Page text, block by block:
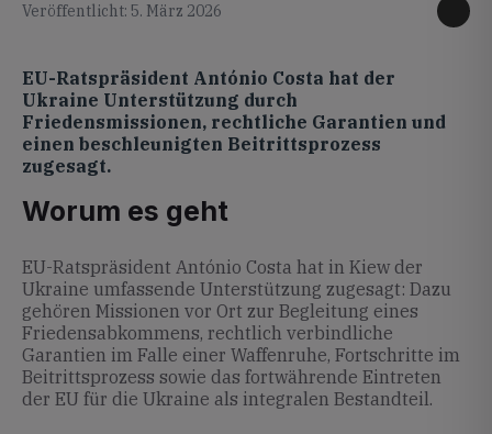
Veröffentlicht: 5. März 2026
EU-Ratspräsident António Costa hat der
Ukraine Unterstützung durch
Friedensmissionen, rechtliche Garantien und
einen beschleunigten Beitrittsprozess
zugesagt.
Worum es geht
EU-Ratspräsident António Costa hat in Kiew der
Ukraine umfassende Unterstützung zugesagt: Dazu
gehören Missionen vor Ort zur Begleitung eines
Friedensabkommens, rechtlich verbindliche
Garantien im Falle einer Waffenruhe, Fortschritte im
Beitrittsprozess sowie das fortwährende Eintreten
der EU für die Ukraine als integralen Bestandteil.